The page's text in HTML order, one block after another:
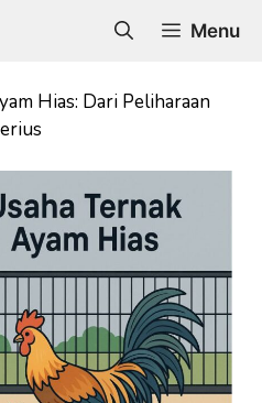
Menu
Hias: Dari Peliharaan